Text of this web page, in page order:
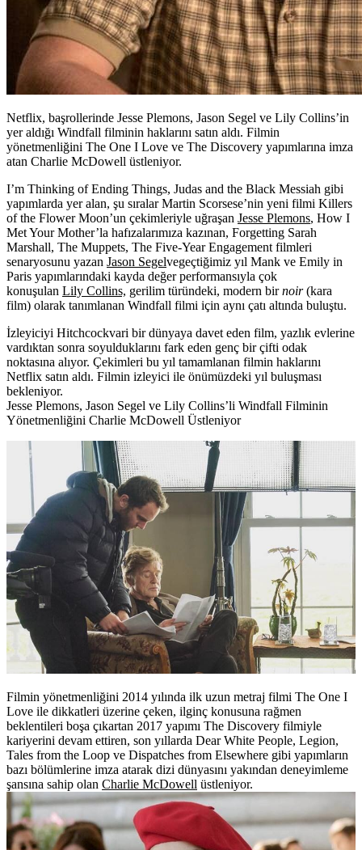
Netflix, başrollerinde Jesse Plemons, Jason Segel ve Lily Collins’in
yer aldığı Windfall filminin haklarını satın aldı. Filmin
yönetmenliğini The One I Love ve The Discovery yapımlarına imza
atan Charlie McDowell üstleniyor.
I’m Thinking of Ending Things, Judas and the Black Messiah gibi
yapımlarda yer alan, şu sıralar Martin Scorsese’nin yeni filmi Killers
of the Flower Moon’un çekimleriyle uğraşan Jesse Plemons, How I
Met Your Mother’la hafızalarımıza kazınan, Forgetting Sarah
Marshall, The Muppets, The Five-Year Engagement filmleri
senaryosunu yazan Jason Segelvegeçtiğimiz yıl Mank ve Emily in
Paris yapımlarındaki kayda değer performansıyla çok
konuşulan Lily Collins, gerilim türündeki, modern birnoir(kara
film) olarak tanımlanan Windfall filmi için aynı çatı altında buluştu.
İzleyiciyi Hitchcockvari bir dünyaya davet eden film, yazlık evlerine
vardıktan sonra soyulduklarını fark eden genç bir çifti odak
noktasına alıyor. Çekimleri bu yıl tamamlanan filmin haklarını
Netflix satın aldı. Filmin izleyici ile önümüzdeki yıl buluşması
bekleniyor.
Jesse Plemons, Jason Segel ve Lily Collins’li Windfall Filminin
Yönetmenliğini Charlie McDowell Üstleniyor
Filmin yönetmenliğini 2014 yılında ilk uzun metraj filmi The One I
Love ile dikkatleri üzerine çeken, ilginç konusuna rağmen
beklentileri boşa çıkartan 2017 yapımı The Discovery filmiyle
kariyerini devam ettiren, son yıllarda Dear White People, Legion,
Tales from the Loop ve Dispatches from Elsewhere gibi yapımların
bazı bölümlerine imza atarak dizi dünyasını yakından deneyimleme
şansına sahip olan Charlie McDowell üstleniyor.